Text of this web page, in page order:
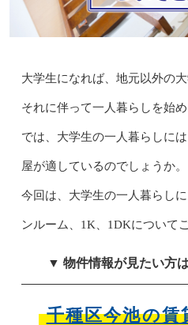
大学生になれば、地元以外の
それに伴って一人暮らしを始
では、大学生の一人暮らしに
屋が適しているのでしょうか。
今回は、大学生の一人暮らし
ンルーム、1K、1DKについて
▼ 物件情報が見たい方
千種区今池の賃